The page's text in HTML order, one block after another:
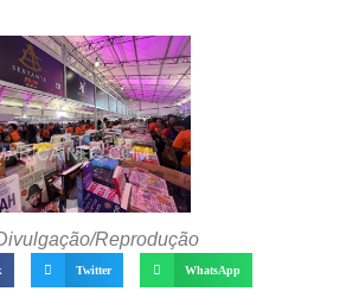
Reprodução
Twitter WhatsApp